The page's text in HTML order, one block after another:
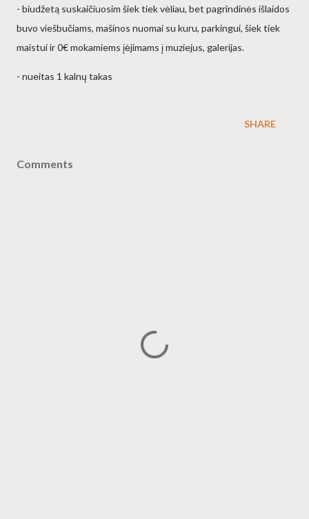
- biudžetą suskaičiuosim šiek tiek vėliau, bet pagrindinės išlaidos
buvo viešbučiams, mašinos nuomai su kuru, parkingui, šiek tiek
maistui ir 0€ mokamiems įėjimams į muziejus, galerijas.
- nueitas 1 kalnų takas
SHARE
Comments